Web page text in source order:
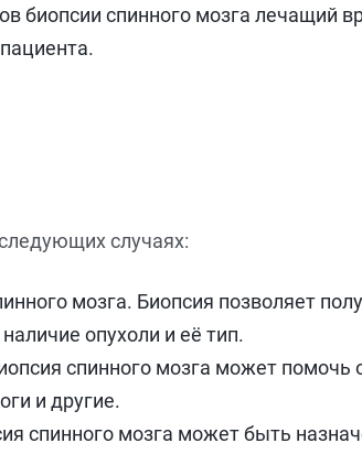
биопсии спинного мозга лечащий
случаях:
мозга. Биопсия позволяет
опухоли и её тип.
спинного мозга может
и другие.
спинного мозга может быть